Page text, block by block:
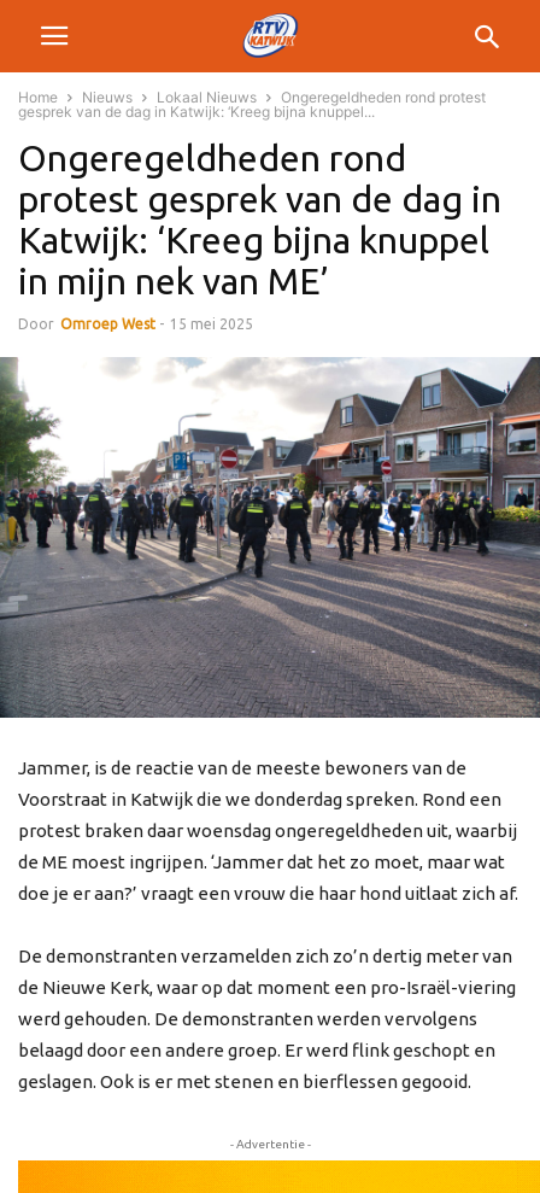
Home Nieuws Lokaal Nieuws
Ongeregeldheden rond protest
gesprek van de dag in Katwijk: ‘Kreeg bijna knuppel...
Ongeregeldheden rond
protest gesprek van de dag in
Katwijk: ‘Kreeg bijna knuppel
in mijn nek van ME’
Door Omroep West - 15 mei 2025
Jammer, is de reactie van de meeste bewoners van de
Voorstraat in Katwijk die we donderdag spreken. Rond een
protest braken daar woensdag ongeregeldheden uit, waarbij
de ME moest ingrijpen. ‘Jammer dat het zo moet, maar wat
doe je er aan?’ vraagt een vrouw die haar hond uitlaat zich af.
De demonstranten verzamelden zich zo’n dertig meter van
de Nieuwe Kerk, waar op dat moment een pro-Israël-viering
werd gehouden. De demonstranten werden vervolgens
belaagd door een andere groep. Er werd flink geschopt en
geslagen. Ook is er met stenen en bierflessen gegooid.
- Advertentie -